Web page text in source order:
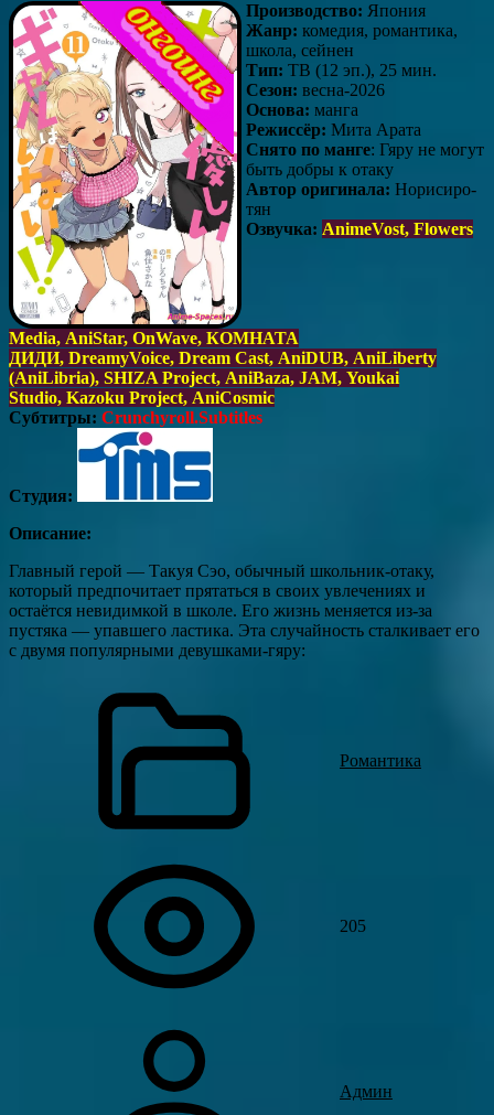
Производство: Япония
Жанр: комедия, романтика,
школа, сейнен
Тип: ТВ (12 эп.), 25 мин.
Сезон: весна-2026
Основа: манга
Режиссёр: Мита Арата
Снято по манге: Гяру не могут
быть добры к отаку
Автор оригинала: Норисиро-
тян
Озвучка: AnimeVost, Flowers
Media, AniStar, OnWave, КОМНАТА
ДИДИ, DreamyVoice, Dream Cast, AniDUB, AniLiberty
(AniLibria), SHIZA Project, AniBaza, JAM, Youkai
Studio, Kazoku Project, AniCosmic
Субтитры: Crunchyroll.Subtitles
Студия:
Описание:
Главный герой — Такуя Сэо, обычный школьник‑отаку,
который предпочитает прятаться в своих увлечениях и
остаётся невидимкой в школе. Его жизнь меняется из‑за
пустяка — упавшего ластика. Эта случайность сталкивает его
с двумя популярными девушками‑гяру:
Романтика
205
Админ